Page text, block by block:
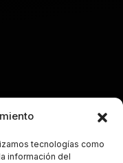
tecnologías como
información del